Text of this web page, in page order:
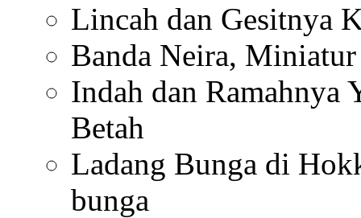
Lincah dan Gesitnya
Banda Neira,
Indah dan
Betah
Ladang Bunga di
bunga